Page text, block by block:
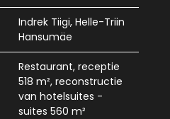
Indrek Tiigi, Helle-Triin
Hansumäe
Restaurant, receptie
518 m², reconstructie
van hotelsuites -
suites 560 m²